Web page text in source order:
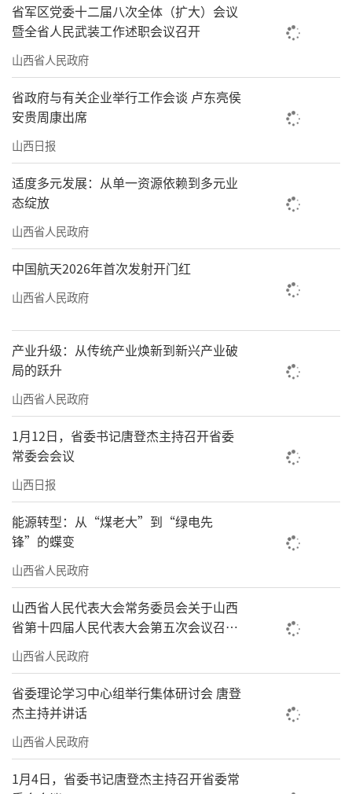
省军区党委十二届八次全体（扩大）会议
暨全省人民武装工作述职会议召开
山西省人民政府
省政府与有关企业举行工作会谈 卢东亮侯
安贵周康出席
山西日报
适度多元发展：从单一资源依赖到多元业
态绽放
山西省人民政府
中国航天2026年首次发射开门红
山西省人民政府
产业升级：从传统产业焕新到新兴产业破
局的跃升
山西省人民政府
1月12日，省委书记唐登杰主持召开省委
常委会会议
山西日报
能源转型：从“煤老大”到“绿电先
锋”的蝶变
山西省人民政府
山西省人民代表大会常务委员会关于山西
省第十四届人民代表大会第五次会议召开
时间的决定
山西省人民政府
省委理论学习中心组举行集体研讨会 唐登
杰主持并讲话
山西省人民政府
1月4日，省委书记唐登杰主持召开省委常